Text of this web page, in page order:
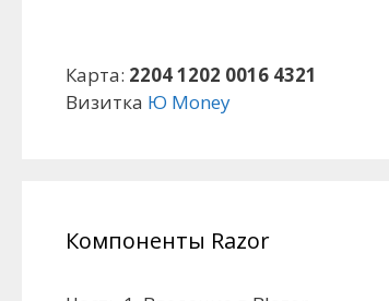
Карта: 2204 1202 0016 4321
Визитка Ю Money
Компоненты Razor